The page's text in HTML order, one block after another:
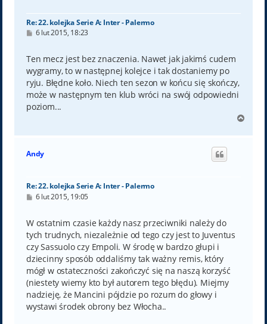
Re: 22. kolejka Serie A: Inter - Palermo
P
t
6 lut 2015, 18:23
Ten mecz jest bez znaczenia. Nawet jak jakimś cudem
wygramy, to w następnej kolejce i tak dostaniemy po
ryju. Błędne koło. Niech ten sezon w końcu się skończy,
może w następnym ten klub wróci na swój odpowiedni
poziom...
g
Andy
Re: 22. kolejka Serie A: Inter - Palermo
P
t
6 lut 2015, 19:05
W ostatnim czasie każdy nasz przeciwniki należy do
tych trudnych, niezależnie od tego czy jest to Juventus
czy Sassuolo czy Empoli. W środę w bardzo głupi i
dziecinny sposób oddaliśmy tak ważny remis, który
mógł w ostateczności zakończyć się na naszą korzyść
(niestety wiemy kto był autorem tego błędu). Miejmy
nadzieję, że Mancini pójdzie po rozum do głowy i
wystawi środek obrony bez Włocha..